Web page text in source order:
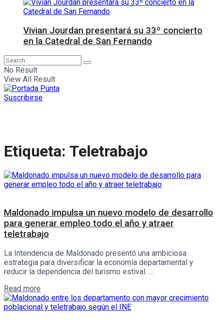
Vivian Jourdan presentará su 33º concierto
en la Catedral de San Fernando
No Result
View All Result
Suscribirse
Etiqueta: Teletrabajo
Maldonado impulsa un nuevo modelo de desarrollo
para generar empleo todo el año y atraer
teletrabajo
La Intendencia de Maldonado presentó una ambiciosa
estrategia para diversificar la economía departamental y
reducir la dependencia del turismo estival. ...
Read more